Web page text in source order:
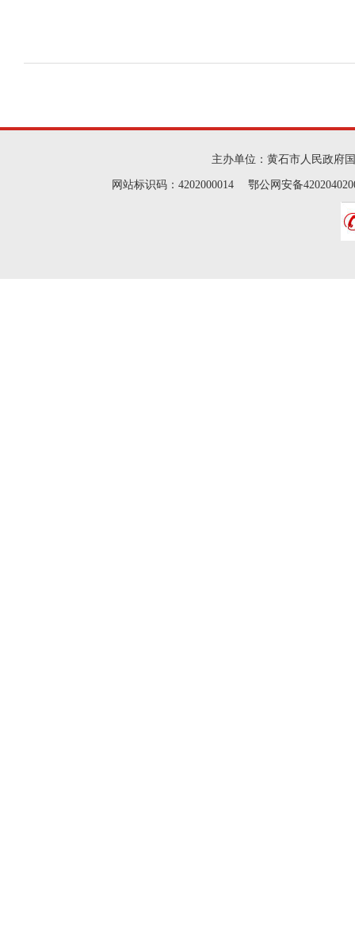
主办单位：黄石市人民政府
网站标识码：4202000014 鄂公网安备